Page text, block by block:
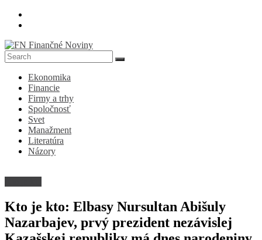
Skip
FN
Finančné
Noviny
Denník
ekonomike
spoločnosti
Ekonomika
Financie
Firmy a trhy
Spoločnosť
Svet
Manažment
Literatúra
Názory
Kto je kto: Elbasy Nursultan Abišuly
Nazarbajev, prvý prezident nezávislej